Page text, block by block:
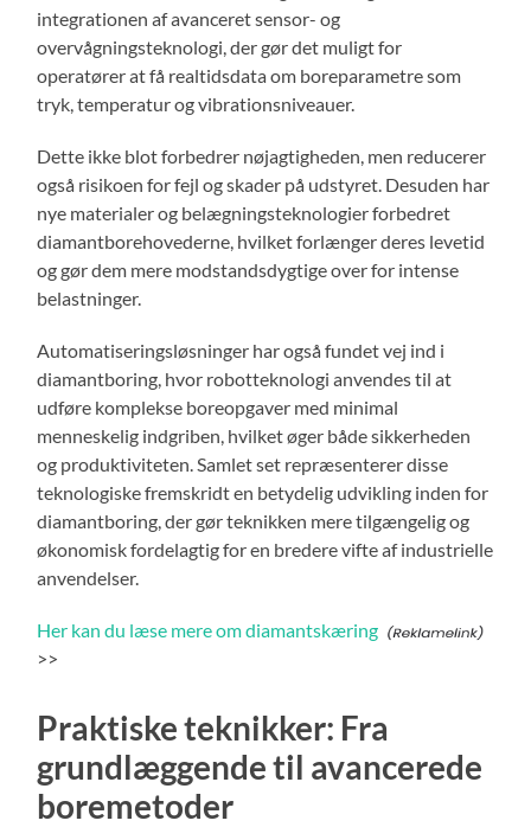
integrationen af avanceret sensor- og
overvågningsteknologi, der gør det muligt for
operatører at få realtidsdata om boreparametre som
tryk, temperatur og vibrationsniveauer.
Dette ikke blot forbedrer nøjagtigheden, men reducerer
også risikoen for fejl og skader på udstyret. Desuden har
nye materialer og belægningsteknologier forbedret
diamantborehovederne, hvilket forlænger deres levetid
og gør dem mere modstandsdygtige over for intense
belastninger.
Automatiseringsløsninger har også fundet vej ind i
diamantboring, hvor robotteknologi anvendes til at
udføre komplekse boreopgaver med minimal
menneskelig indgriben, hvilket øger både sikkerheden
og produktiviteten. Samlet set repræsenterer disse
teknologiske fremskridt en betydelig udvikling inden for
diamantboring, der gør teknikken mere tilgængelig og
økonomisk fordelagtig for en bredere vifte af industrielle
anvendelser.
Her kan du læse mere om diamantskæring
>>
Praktiske teknikker: Fra
grundlæggende til avancerede
boremetoder